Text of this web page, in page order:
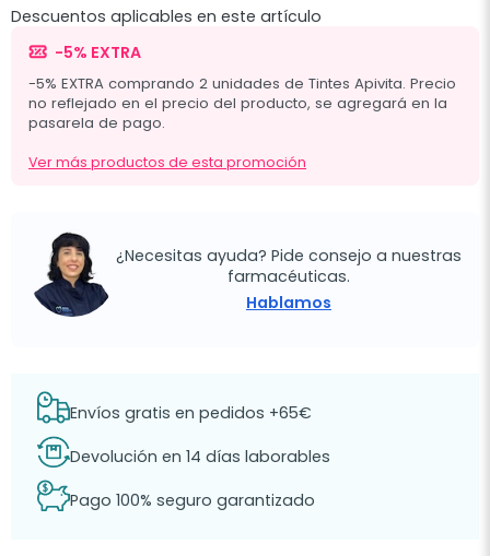
Descuentos aplicables en este artículo
-5% EXTRA
-5% EXTRA comprando 2 unidades de Tintes Apivita. Precio
no reflejado en el precio del producto, se agregará en la
pasarela de pago.
Ver más productos de esta promoción
¿Necesitas ayuda? Pide consejo a nuestras
farmacéuticas.
Hablamos
Envíos gratis en pedidos +65€
Devolución en 14 días laborables
Pago 100% seguro garantizado